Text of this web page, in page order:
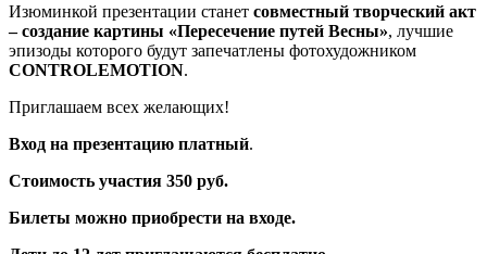
Изюминкой презентации станет совместный творческий акт
– создание картины «Пересечение путей Весны», лучшие
эпизоды которого будут запечатлены фотохудожником
CONTROLEMOTION.
Приглашаем всех желающих!
Вход на презентацию платный.
Стоимость участия 350 руб.
Билеты можно приобрести на входе.